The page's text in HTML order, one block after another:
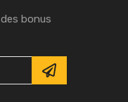
bonus